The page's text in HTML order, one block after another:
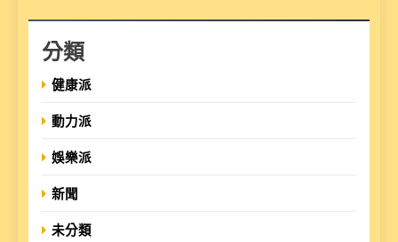
分類
健康派
動力派
娛樂派
新聞
未分類